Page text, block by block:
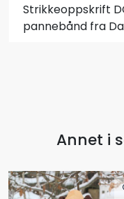
Strikkeoppskrift
pannebånd fra
Annet i